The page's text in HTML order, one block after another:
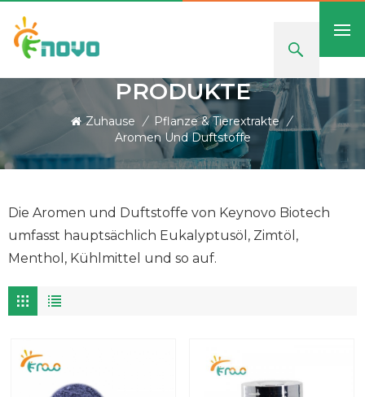
PRODUKTE
Zuhause / Pflanze & Tierextrakte /
Aromen Und Duftstoffe
Die Aromen und Duftstoffe von Keynovo Biotech
umfasst hauptsächlich Eukalyptusöl, Zimtöl,
Menthol, Kühlmittel und so auf.